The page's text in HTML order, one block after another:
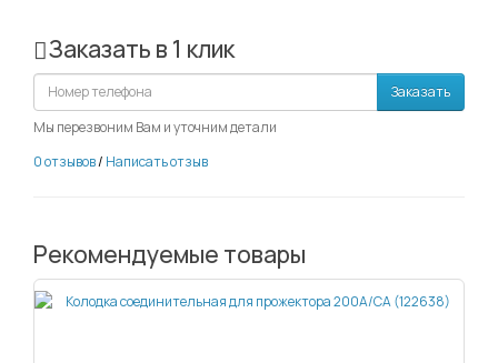
Заказать в 1 клик
Заказать
Мы перезвоним Вам и уточним детали
0 отзывов/ Написать отзыв
Рекомендуемые товары